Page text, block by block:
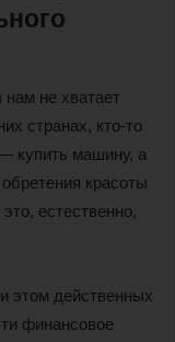
не хватает
странах, кто-то
купить машину, а
красоты
естественно,
этом действенных
финансовое